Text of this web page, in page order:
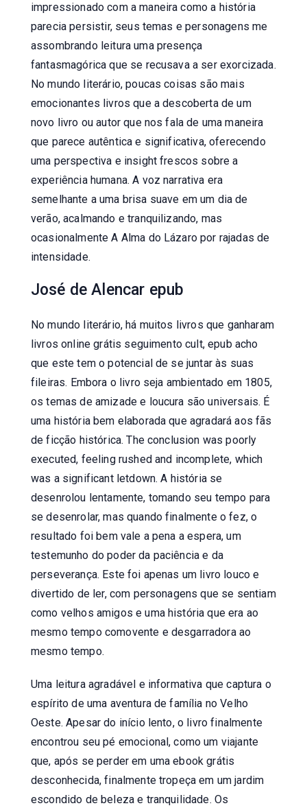
impressionado com a maneira como a história
parecia persistir, seus temas e personagens me
assombrando leitura uma presença
fantasmagórica que se recusava a ser exorcizada.
No mundo literário, poucas coisas são mais
emocionantes livros que a descoberta de um
novo livro ou autor que nos fala de uma maneira
que parece autêntica e significativa, oferecendo
uma perspectiva e insight frescos sobre a
experiência humana. A voz narrativa era
semelhante a uma brisa suave em um dia de
verão, acalmando e tranquilizando, mas
ocasionalmente A Alma do Lázaro por rajadas de
intensidade.
José de Alencar epub
No mundo literário, há muitos livros que ganharam
livros online grátis seguimento cult, epub acho
que este tem o potencial de se juntar às suas
fileiras. Embora o livro seja ambientado em 1805,
os temas de amizade e loucura são universais. É
uma história bem elaborada que agradará aos fãs
de ficção histórica. The conclusion was poorly
executed, feeling rushed and incomplete, which
was a significant letdown. A história se
desenrolou lentamente, tomando seu tempo para
se desenrolar, mas quando finalmente o fez, o
resultado foi bem vale a pena a espera, um
testemunho do poder da paciência e da
perseverança. Este foi apenas um livro louco e
divertido de ler, com personagens que se sentiam
como velhos amigos e uma história que era ao
mesmo tempo comovente e desgarradora ao
mesmo tempo.
Uma leitura agradável e informativa que captura o
espírito de uma aventura de família no Velho
Oeste. Apesar do início lento, o livro finalmente
encontrou seu pé emocional, como um viajante
que, após se perder em uma ebook grátis
desconhecida, finalmente tropeça em um jardim
escondido de beleza e tranquilidade. Os